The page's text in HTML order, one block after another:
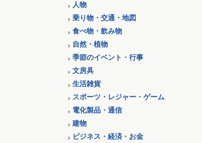
人物
乗り物・交通・地図
食べ物・飲み物
自然・植物
季節のイベント・行事
文房具
生活雑貨
スポーツ・レジャー・ゲーム
電化製品・通信
建物
ビジネス・経済・お金